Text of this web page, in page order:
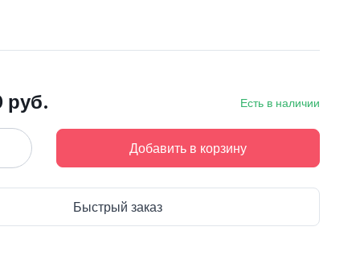
руб. Есть в наличии
Добавить в корзину
Быстрый заказ